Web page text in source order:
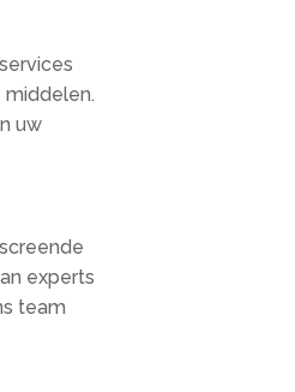
middelen.
uw
experts
team